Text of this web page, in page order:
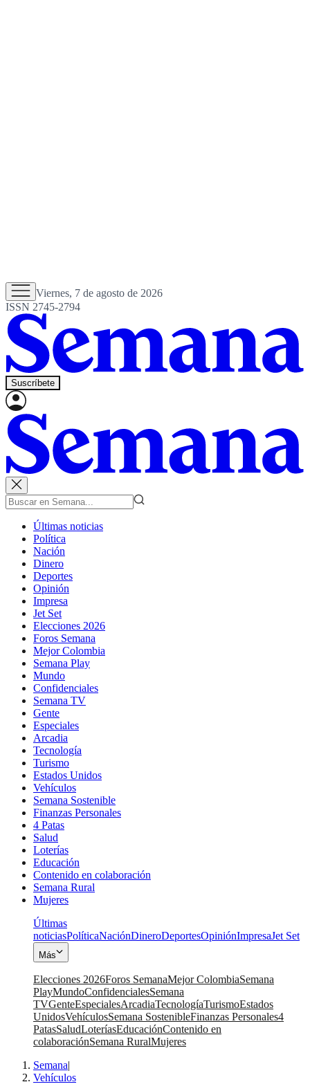
Viernes, 7 de agosto de 2026
ISSN 2745-2794
Suscríbete
Últimas noticias
Política
Nación
Dinero
Deportes
Opinión
Impresa
Jet Set
Elecciones 2026
Foros Semana
Mejor Colombia
Semana Play
Mundo
Confidenciales
Semana TV
Gente
Especiales
Arcadia
Tecnología
Turismo
Estados Unidos
Vehículos
Semana Sostenible
Finanzas Personales
4 Patas
Salud
Loterías
Educación
Contenido en colaboración
Semana Rural
Mujeres
Últimas
noticiasPolíticaNaciónDineroDeportesOpiniónImpresaJet Set
Más
Elecciones 2026Foros SemanaMejor ColombiaSemana
PlayMundoConfidencialesSemana
TVGenteEspecialesArcadiaTecnologíaTurismoEstados
UnidosVehículosSemana SostenibleFinanzas Personales4
PatasSaludLoteríasEducaciónContenido en
colaboraciónSemana RuralMujeres
Semana|
Vehículos